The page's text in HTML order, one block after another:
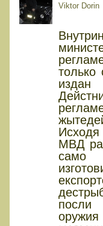
Viktor Dorin
только
МВД
само
посли